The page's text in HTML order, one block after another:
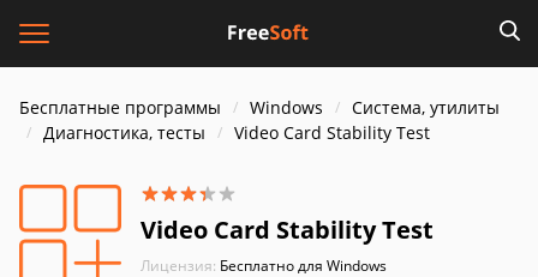
Бесплатные программы Windows
Система, утилиты
Диагностика, тесты
Video Card Stability Test
Video Card Stability Test
Лицензия: Бесплатно для Windows